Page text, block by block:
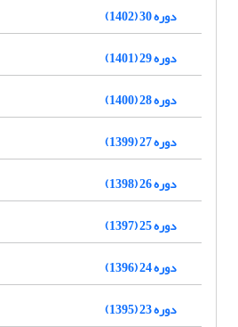
دوره 30 (1402)
دوره 29 (1401)
دوره 28 (1400)
دوره 27 (1399)
دوره 26 (1398)
دوره 25 (1397)
دوره 24 (1396)
دوره 23 (1395)